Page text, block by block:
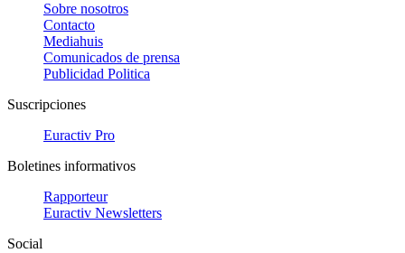
Sobre nosotros
Contacto
Mediahuis
Comunicados de prensa
Publicidad Politica
Suscripciones
Euractiv Pro
Boletines informativos
Rapporteur
Euractiv Newsletters
Social